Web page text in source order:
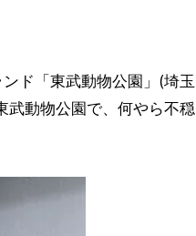
ド「東武動物公園」(埼玉
武動物公園で、何やら不穏